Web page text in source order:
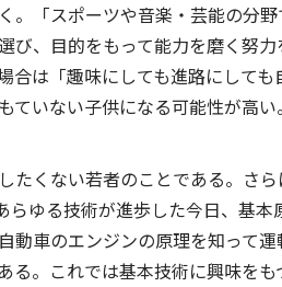
。「スポーツや音楽・芸能の分
び、目的をもって能力を磨く努
合は「趣味にしても進路にして
ていない子供になる可能性が高
くない若者のことである。さら
らゆる技術が進歩した今日、基
車のエンジンの原理を知って
る。これでは基本技術に興味を